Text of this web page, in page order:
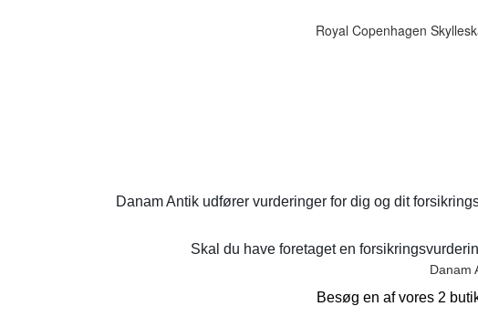
Royal Copenhagen
Danam Antik udfører vurderinger for dig og dit
Skal du have foretaget en
Danam
Besøg en af vores 2